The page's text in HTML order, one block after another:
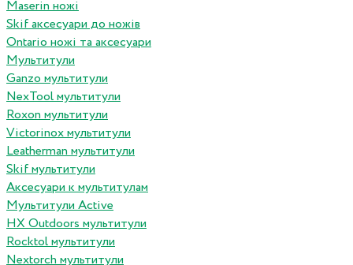
Maserin ножі
Skif аксесуари до ножів
Ontario ножі та аксесуари
Мультитули
Ganzo мультитули
NexTool мультитули
Roxon мультитули
Victorinox мультитули
Leatherman мультитули
Skif мультитули
Аксесуари к мультитулам
Мультитули Active
HX Outdoors мультитули
Rocktol мультитули
Nextorch мультитули